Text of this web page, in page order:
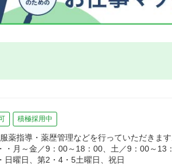
積極採用中
薬指導・薬歴管理などを行っていただきます
・月～金／9：00～18：00、土／9：00～13
日曜日、第2・4・5土曜日、祝日